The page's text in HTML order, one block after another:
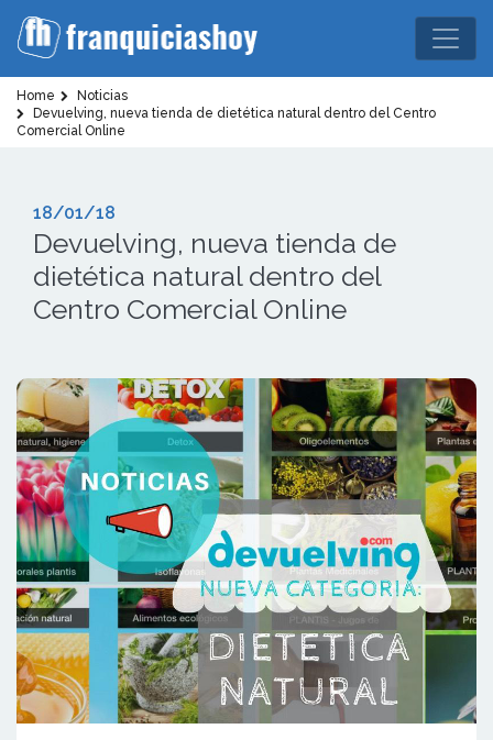
Home
Noticias
Devuelving, nueva tienda de dietética natural dentro del Centro
Comercial Online
18/01/18
Devuelving, nueva tienda de
dietética natural dentro del
Centro Comercial Online